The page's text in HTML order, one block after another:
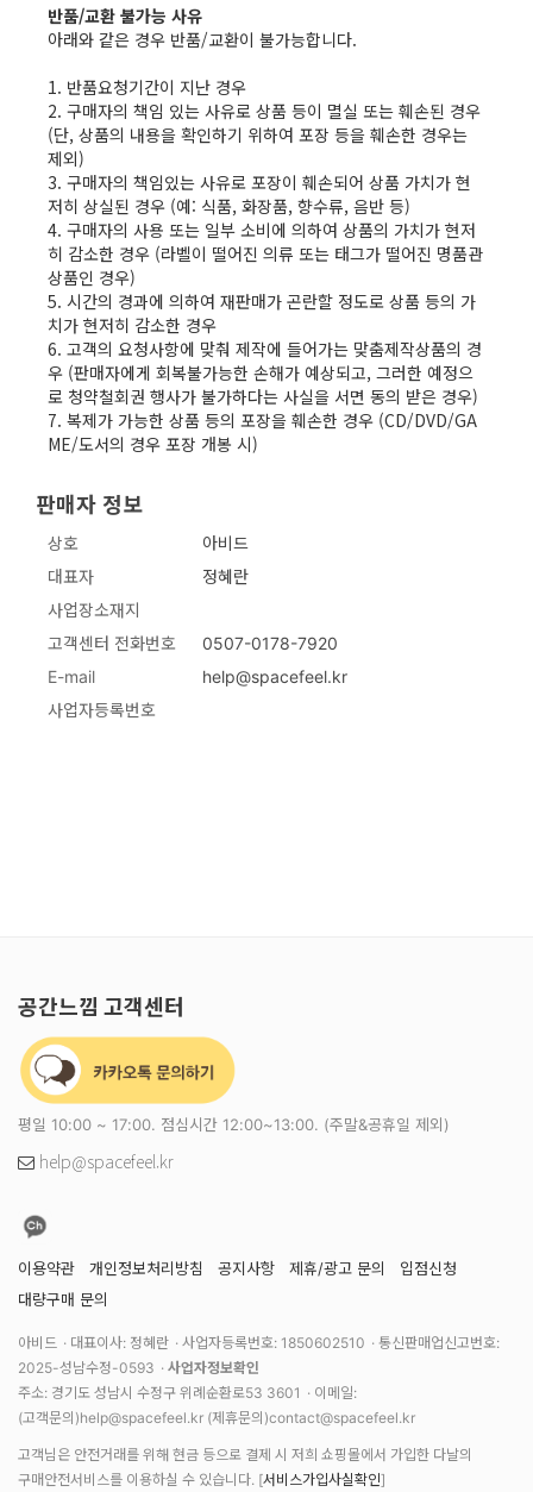
반품/교환 불가능 사유
아래와 같은 경우 반품/교환이 불가능합니다.
1. 반품요청기간이 지난 경우
2. 구매자의 책임 있는 사유로 상품 등이 멸실 또는 훼손된 경우
(단, 상품의 내용을 확인하기 위하여 포장 등을 훼손한 경우는
제외)
3. 구매자의 책임있는 사유로 포장이 훼손되어 상품 가치가 현
저히 상실된 경우 (예: 식품, 화장품, 향수류, 음반 등)
4. 구매자의 사용 또는 일부 소비에 의하여 상품의 가치가 현저
히 감소한 경우 (라벨이 떨어진 의류 또는 태그가 떨어진 명품관
상품인 경우)
5. 시간의 경과에 의하여 재판매가 곤란할 정도로 상품 등의 가
치가 현저히 감소한 경우
6. 고객의 요청사항에 맞춰 제작에 들어가는 맞춤제작상품의 경
우 (판매자에게 회복불가능한 손해가 예상되고, 그러한 예정으
로 청약철회권 행사가 불가하다는 사실을 서면 동의 받은 경우)
7. 복제가 가능한 상품 등의 포장을 훼손한 경우 (CD/DVD/GA
판매자 정보
상호
아비드
대표자
정혜란
사업장소재지
고객센터 전화번호
0507-0178-7920
E-mail
help@spacefeel.kr
사업자등록번호
공간느낌 고객센터
평일 10:00 ~ 17:00. 점심시간 12:00~13:00. (주말&공휴일 제외)
help@spacefeel.kr
이용약관 개인정보처리방침 공지사항 제휴/광고 문의
입점신청
대량구매 문의
아비드 대표이사: 정혜란 사업자등록번호: 1850602510
통신판매업신고번호:
2025-성남수정-0593
사업자정보확인
주소: 경기도 성남시 수정구 위례순환로53 3601
이메일:
(고객문의)help@spacefeel.kr (제휴문의)contact@spacefeel.kr
고객님은 안전거래를 위해 현금 등으로 결제 시 저희 쇼핑몰에서 가입한 다날의
구매안전서비스를 이용하실 수 있습니다. [서비스가입사실확인]